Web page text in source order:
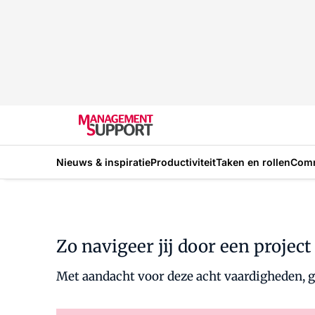
Nieuws & inspiratieProductiviteitTaken en rollen
Zo navigeer jij door een project
Met aandacht voor deze acht